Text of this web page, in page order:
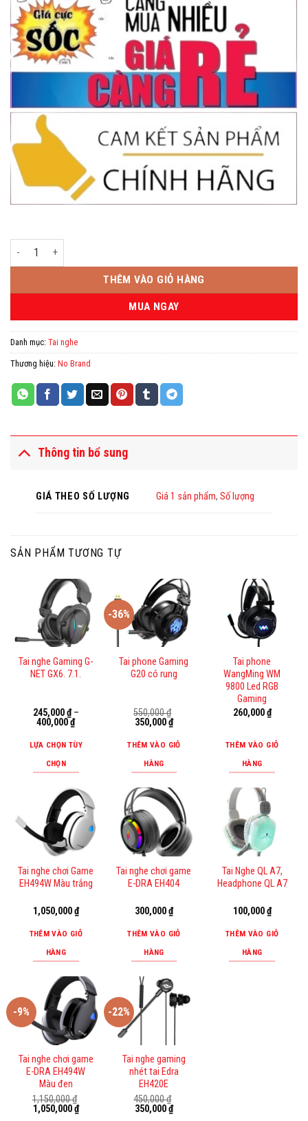
Tai nghe Gnet GH5 Plus số lượng
THÊM VÀO GIỎ HÀNG
MUA NGAY
Danh mục: Tai nghe
Thương hiệu: No Brand
Thông tin bổ sung
GIÁ THEO SỐ LƯỢNG Giá 1 sản phẩm, Số lượng
SẢN PHẨM TƯƠNG TỰ
Tai nghe Gaming G-
NET GX6. 7.1.
245,000₫–
400,000₫
LỰA CHỌN TÙY
CHỌN
phẩm
này
có
nhiều
biến
thể.
tùy
có
thể
chọn
trên
trang
sản
-36%
Tai phone Gaming
G20 có rung
550,000₫
Giá
là:
550,000 ₫.
350,000₫Giá
hiện
tại
là:
THÊM VÀO GIỎ
HÀNG
Tai phone
WangMing WM
9800 Led RGB
Gaming
260,000₫
THÊM VÀO GIỎ
HÀNG
Tai nghe chơi Game
EH494W Màu trắng
1,050,000₫
THÊM VÀO GIỎ
HÀNG
Tai nghe chơi game
E-DRA EH404
300,000₫
THÊM VÀO GIỎ
HÀNG
Tai Nghe QL A7,
Headphone QL A7
100,000₫
THÊM VÀO GIỎ
HÀNG
-9%
Tai nghe chơi game
E-DRA EH494W
Màu đen
1,150,000₫
Giá
gốc
1,050,000₫Giá
hiện
-22%
Tai nghe gaming
nhét tai Edra
EH420E
450,000₫
Giá
350,000₫Giá
hiện